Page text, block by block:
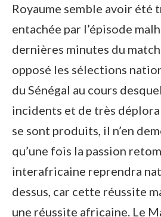
Royaume semble avoir été
entachée par l’épisode
dernières minutes du
opposé les sélections
du Sénégal au cours
incidents et de très
se sont produits, il n’en
qu’une fois la passion
interafricaine reprendra
dessus, car cette réussite
une réussite africaine. Le